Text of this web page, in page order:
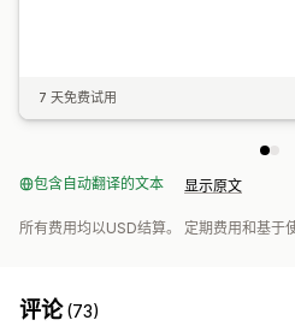
7 天免费试用
包含自动翻译的文本 显示原文
所有费用均以USD结算。 定期费用和基于
评论(73)